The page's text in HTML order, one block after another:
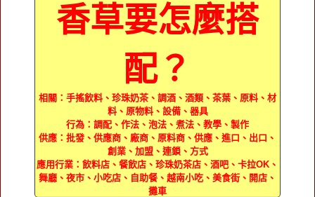
香草要怎麼搭
配？
相關：手搖飲料、珍珠奶茶、調酒、酒類、茶葉、原料、材
料、原物料、設備、器具
行為：調配、作法、泡法、煮法、教學、製作
供應：批發、供應商、廠商、原料商、供應、進口、出口、
創業、加盟、連鎖、方式
應用行業：飲料店、餐飲店、珍珠奶茶店、酒吧、卡拉OK、
舞廳、夜市、小吃店、自助餐、越南小吃、美食街、開店、
攤車